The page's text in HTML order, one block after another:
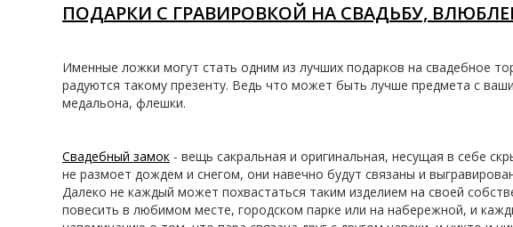
ПОДАРКИ С ГРАВИРОВКОЙ НА СВАДЬБУ,
Именные ложки могут стать одним из лучших подарков на свадебное
радуются такому презенту. Ведь что может быть лучше предмета с
медальона, флешки.
Свадебный замок - вещь сакральная и оригинальная, несущая в себе
не размоет дождем и снегом, они навечно будут связаны и
Далеко не каждый может похвастаться таким изделием на своей
повесить в любимом месте, городском парке или на набережной, и